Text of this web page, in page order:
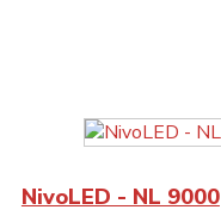
NivoLED - NL 9000